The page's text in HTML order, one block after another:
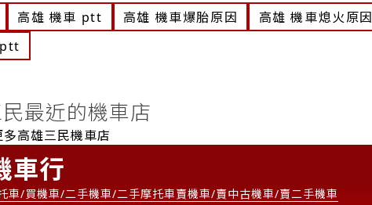
高雄 機車 ptt 高雄 機車爆胎原因
高雄 機車熄火原因
最近的機車店
高雄三民機車店
車行
車/買機車/二手機車/二手摩托車賣機車/賣中古機車/賣二手機車